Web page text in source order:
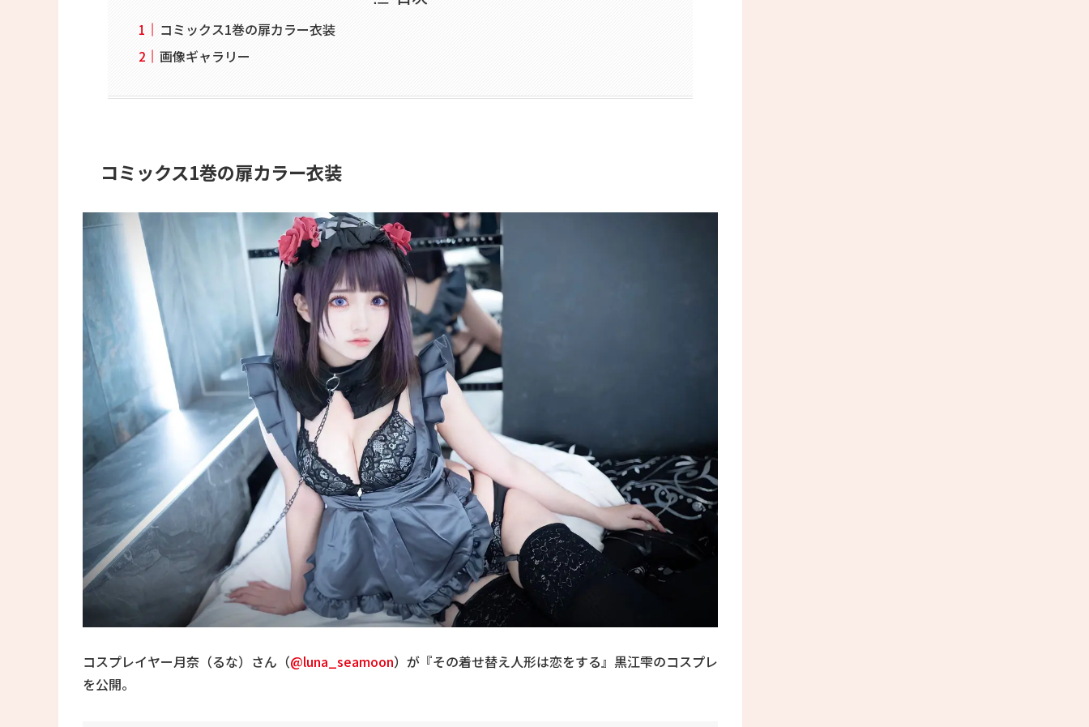
コミックス1巻の扉カラー衣装
画像ギャラリー
コミックス1巻の扉カラー衣装
コスプレイヤー月奈（るな）さん（@luna_seamoon）が『その着せ替え人形は恋をする』黒江雫のコスプレ
を公開。